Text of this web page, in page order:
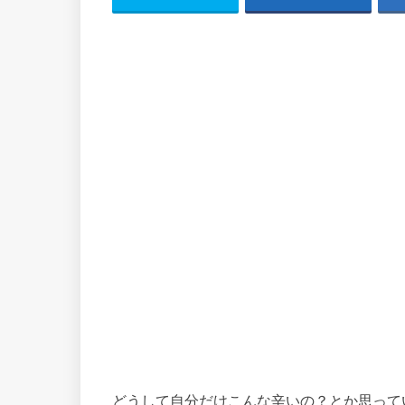
どうして自分だけこんな辛いの？とか思って